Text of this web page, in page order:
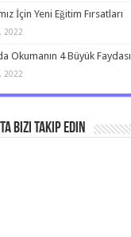
İçin Yeni Eğitim Fırsatları
2022
Okumanın 4 Büyük Faydası
2022
bizi takip edin